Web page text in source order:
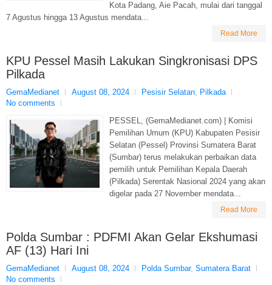
Kota Padang, Aie Pacah, mulai dari tanggal
7 Agustus hingga 13 Agustus mendata...
Read More
KPU Pessel Masih Lakukan Singkronisasi DPS
Pilkada
GemaMedianet August 08, 2024 Pesisir Selatan, Pilkada
No comments
PESSEL, (GemaMedianet.com) | Komisi
Pemilihan Umum (KPU) Kabupaten Pesisir
Selatan (Pessel) Provinsi Sumatera Barat
(Sumbar) terus melakukan perbaikan data
pemilih untuk Pemilihan Kepala Daerah
(Pilkada) Serentak Nasional 2024 yang akan
digelar pada 27 November mendata...
Read More
Polda Sumbar : PDFMI Akan Gelar Ekshumasi
AF (13) Hari Ini
GemaMedianet August 08, 2024 Polda Sumbar, Sumatera Barat
No comments